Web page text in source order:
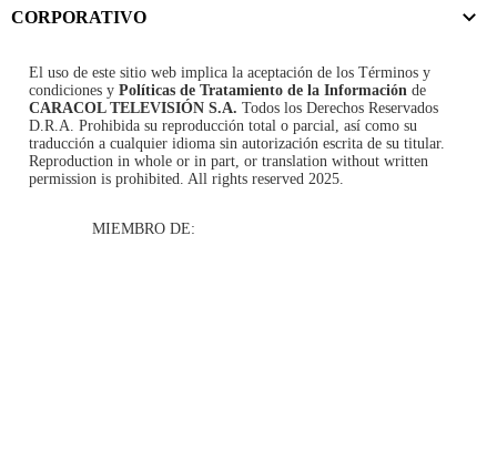
CORPORATIVO
El uso de este sitio web implica la aceptación de los Términos y
condiciones y Políticas de Tratamiento de la Información de
CARACOL TELEVISIÓN S.A. Todos los Derechos Reservados
D.R.A. Prohibida su reproducción total o parcial, así como su
traducción a cualquier idioma sin autorización escrita de su titular.
Reproduction in whole or in part, or translation without written
permission is prohibited. All rights reserved 2025.
MIEMBRO DE: